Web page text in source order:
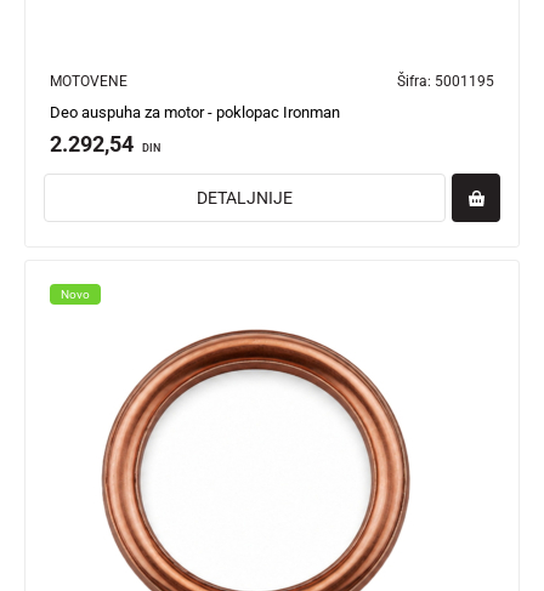
MOTOVENE Šifra: 5001195
Deo auspuha za motor - poklopac Ironman
2.292,54 DIN
DETALJNIJE
Novo